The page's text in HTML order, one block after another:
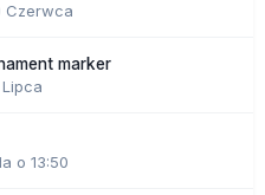
Czerwca
marker
o 13:50